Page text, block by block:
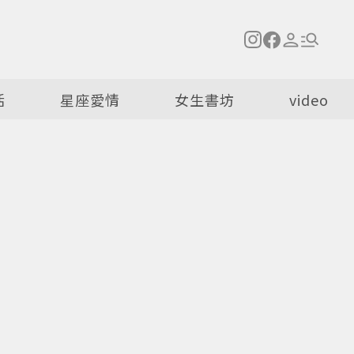
星座愛情 女生書坊 video